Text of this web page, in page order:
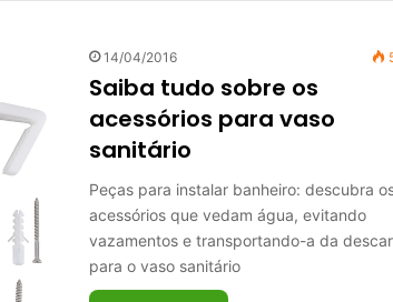
14/04/2016
Saiba tudo sobre os
acessórios para vaso
sanitário
Peças para instalar banheiro: descubra
acessórios que vedam água, evitando
vazamentos e transportando-a da
para o vaso sanitário